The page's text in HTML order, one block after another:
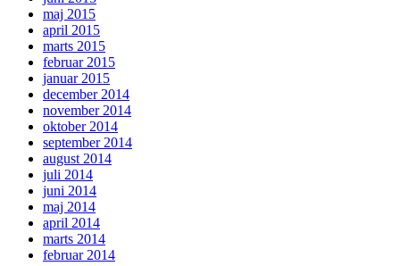
maj 2015
april 2015
marts 2015
februar 2015
januar 2015
december 2014
november 2014
oktober 2014
september 2014
august 2014
juli 2014
juni 2014
maj 2014
april 2014
marts 2014
februar 2014